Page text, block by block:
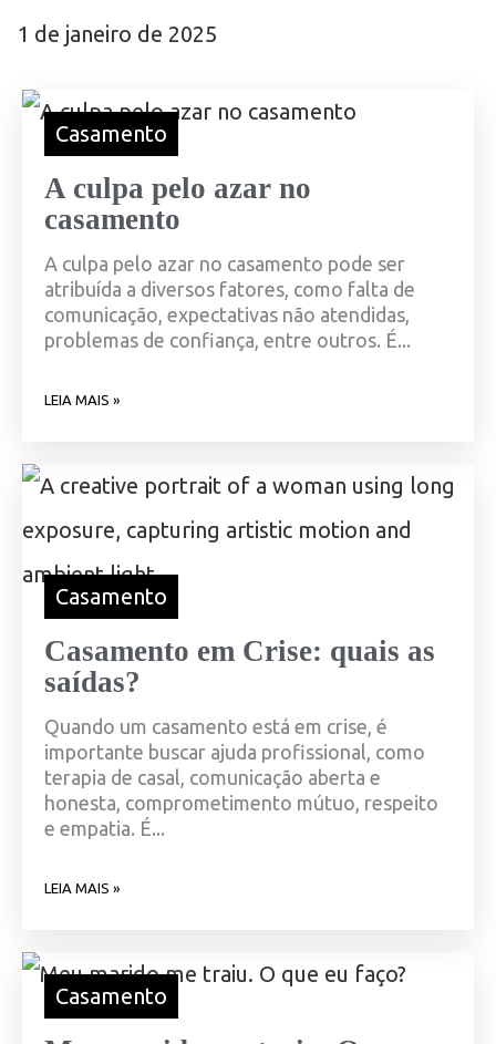
1 de janeiro de 2025
Casamento
A culpa pelo azar no
casamento
A culpa pelo azar no casamento pode ser
atribuída a diversos fatores, como falta de
comunicação, expectativas não atendidas,
problemas de confiança, entre outros. É...
LEIA MAIS »
Casamento
Casamento em Crise: quais as
saídas?
Quando um casamento está em crise, é
importante buscar ajuda profissional, como
terapia de casal, comunicação aberta e
honesta, comprometimento mútuo, respeito
e empatia. É...
LEIA MAIS »
Casamento